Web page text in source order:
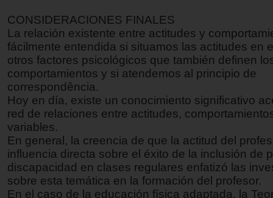
CONSIDERACIONES FINALES
La relación existente entre actitudes y
fácilmente entendida si situamos las actitudes en
otros factores psicológicos que también definen
comportamientos y si atendemos al principio de
correspondência.
Hoy en día, existe un conocimiento significativo
red de relaciones entre actitudes,
variables.
En general, la creencia de que la actitud del
influencia directa sobre el éxito de la inclusión de
discapacidad en clases regulares enfatizó las
sobre esta temática en la formación del profesor.
En el caso de la educación física adaptada, la